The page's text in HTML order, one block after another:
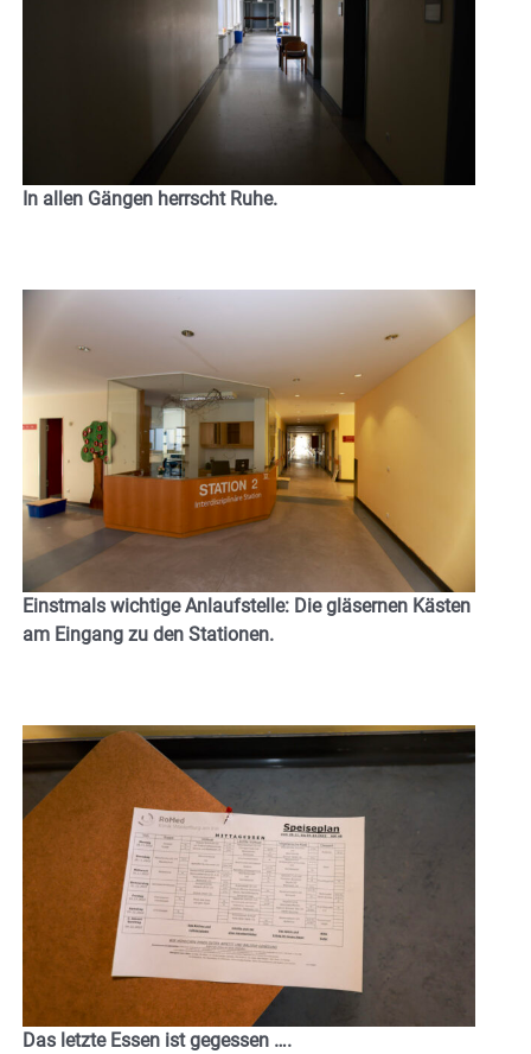
In allen Gängen herrscht Ruhe.
Einstmals wichtige Anlaufstelle: Die gläsernen Kästen
am Eingang zu den Stationen.
Das letzte Essen ist gegessen ….